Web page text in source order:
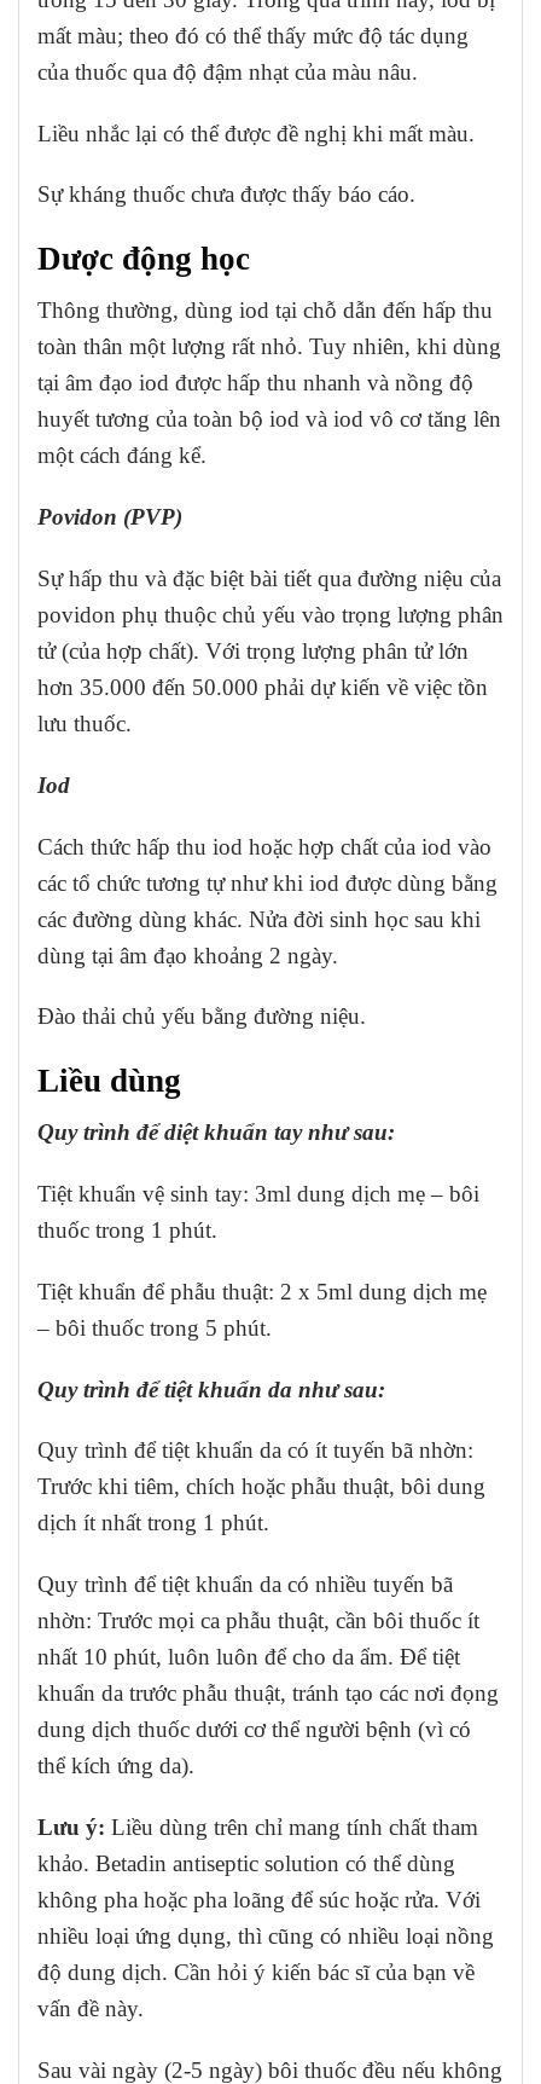
mất màu; theo đó có thể thấy mức độ tác dụng
của thuốc qua độ đậm nhạt của màu nâu.
Liều nhắc lại có thể được đề nghị khi mất màu.
Sự kháng thuốc chưa được thấy báo cáo.
Dược động học
Thông thường, dùng iod tại chỗ dẫn đến hấp thu
toàn thân một lượng rất nhỏ. Tuy nhiên, khi dùng
tại âm đạo iod được hấp thu nhanh và nồng độ
huyết tương của toàn bộ iod và iod vô cơ tăng lên
một cách đáng kể.
Povidon (PVP)
Sự hấp thu và đặc biệt bài tiết qua đường niệu của
povidon phụ thuộc chủ yếu vào trọng lượng phân
tử (của hợp chất). Với trọng lượng phân tử lớn
hơn 35.000 đến 50.000 phải dự kiến về việc tồn
lưu thuốc.
Iod
Cách thức hấp thu iod hoặc hợp chất của iod vào
các tổ chức tương tự như khi iod được dùng bằng
các đường dùng khác. Nửa đời sinh học sau khi
dùng tại âm đạo khoảng 2 ngày.
Đào thải chủ yếu bằng đường niệu.
Liều dùng
Quy trình để diệt khuẩn tay như sau:
Tiệt khuẩn vệ sinh tay: 3ml dung dịch mẹ – bôi
thuốc trong 1 phút.
Tiệt khuẩn để phẫu thuật: 2 x 5ml dung dịch mẹ
– bôi thuốc trong 5 phút.
Quy trình để tiệt khuẩn da như sau:
Quy trình để tiệt khuẩn da có ít tuyến bã nhờn:
Trước khi tiêm, chích hoặc phẫu thuật, bôi dung
dịch ít nhất trong 1 phút.
Quy trình để tiệt khuẩn da có nhiều tuyến bã
nhờn: Trước mọi ca phẫu thuật, cần bôi thuốc ít
nhất 10 phút, luôn luôn để cho da ẩm. Để tiệt
khuẩn da trước phẫu thuật, tránh tạo các nơi đọng
dung dịch thuốc dưới cơ thể người bệnh (vì có
thể kích ứng da).
Lưu ý: Liều dùng trên chỉ mang tính chất tham
khảo. Betadin antiseptic solution có thể dùng
không pha hoặc pha loãng để súc hoặc rửa. Với
nhiều loại ứng dụng, thì cũng có nhiều loại nồng
độ dung dịch. Cần hỏi ý kiến bác sĩ của bạn về
vấn đề này.
Sau vài ngày (2-5 ngày) bôi thuốc đều nếu không